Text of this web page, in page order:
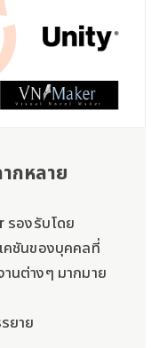
กหลาย
รองรับโดย
คชันของบุคคลที่
นต่างๆ มากมาย
ยาย